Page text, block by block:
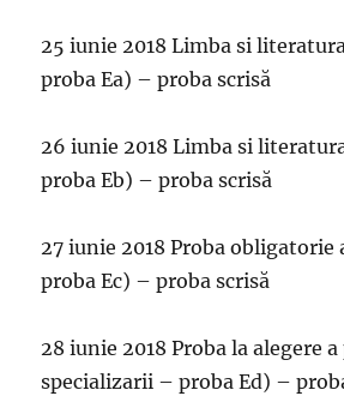
25 iunie 2018 Limba si
proba Ea) – proba scrisă
26 iunie 2018 Limba si
proba Eb) – proba scrisă
27 iunie 2018 Proba
proba Ec) – proba scrisă
28 iunie 2018 Proba la alegere
specializarii – proba Ed) –